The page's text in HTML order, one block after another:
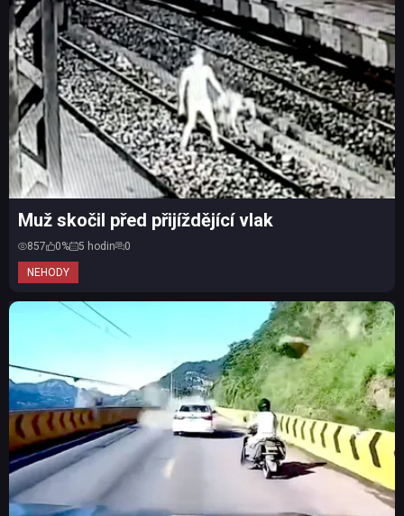
NEHODY
Muž skočil před přijíždějící vlak
857 0% 5 hodin 0